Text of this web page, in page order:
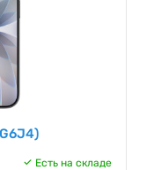
Есть на складе